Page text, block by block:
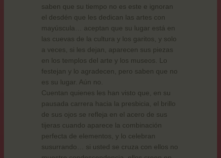
saben que su tiempo no es este e ignoran
el desdén que les dedican las artes con
mayúscula… aceptan que su lugar está en
las cuevas de la cultura y los garitos, y solo
a veces, si les dejan, aparecen sus piezas
en los templos del arte y los museos. Lo
festejan y lo agradecen, pero saben que no
es su lugar. Aún no.
Cuentan quienes les han visto que, en su
pausada carrera hacia la presbicia, el brillo
de sus ojos se refleja en el acero de sus
tijeras cuando aparece la combinación
perfecta de elementos, y lo celebran
susurrando… si usted se cruza con ellos no